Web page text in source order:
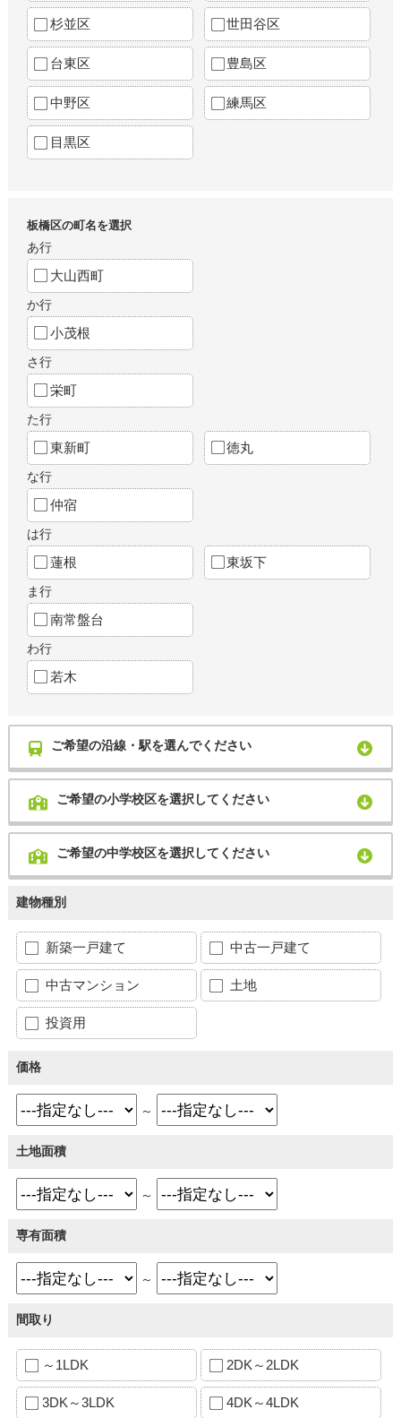
杉並区 世田谷区
台東区 豊島区
中野区 練馬区
目黒区
板橋区の町名を選択
あ行
大山西町
か行
小茂根
さ行
栄町
た行
東新町 徳丸
な行
仲宿
は行
蓮根 東坂下
ま行
南常盤台
わ行
若木
ご希望の沿線・駅を選んでください
ご希望の小学校区を選択してください
ご希望の中学校区を選択してください
建物種別
新築一戸建て 中古一戸建て
中古マンション 土地
投資用
価格
～
土地面積
～
専有面積
～
間取り
～1LDK 2DK～2LDK
3DK～3LDK 4DK～4LDK